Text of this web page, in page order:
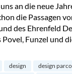
an die neue
die Passagen
des Ehrenfeld
Povel, Funzel und
von IMI,
design
design